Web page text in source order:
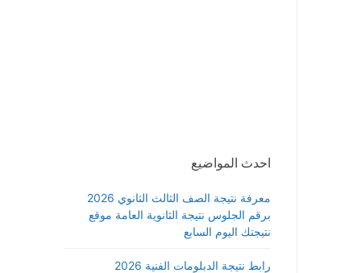
احدث المواضيع
معرفة نتيجة الصف الثالث الثانوي 2026
برقم الجلوس نتيجة الثانوية العامة موقع
نتيجتك اليوم السابع
رابط نتيجة الدبلومات الفنية 2026